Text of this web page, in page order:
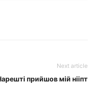
Next article
прийшов мій нііпт